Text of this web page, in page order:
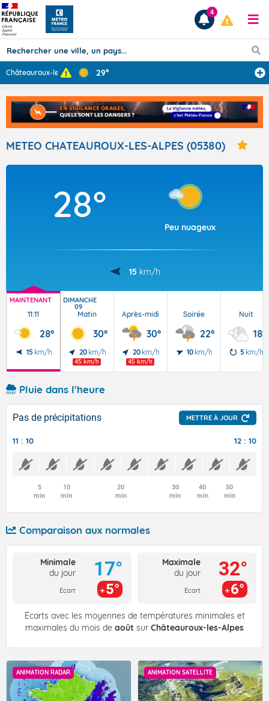
Prévisions
TOUS LES RÉSULTATS
Articles
4
Châteauroux-les... 29°
METEO CHATEAUROUX-LES-ALPES (05380)
28°
Peu nuageux
15 km/h
MAINTENANT
11:11
28°
15 km/h
DIMANCHE
09
Matin
30°
20 km/h
45 km/h
Après-midi
30°
20 km/h
45 km/h
Soirée
22°
10 km/h
Nuit
18°
5 km/h
Pluie dans l'heure
Pas de précipitations METTRE À JOUR
11 : 10 12 : 10
5
min
10
min
20
min
30
min
40
min
50
min
Comparaison aux normales
Minimale
du jour
Ecart
17°
5°
Maximale
du jour
Ecart
32°
6°
Écarts avec les moyennes de températures minimales et
maximales du mois de août sur Châteauroux-les-Alpes
ANIMATION RADAR ANIMATION SATELLITE